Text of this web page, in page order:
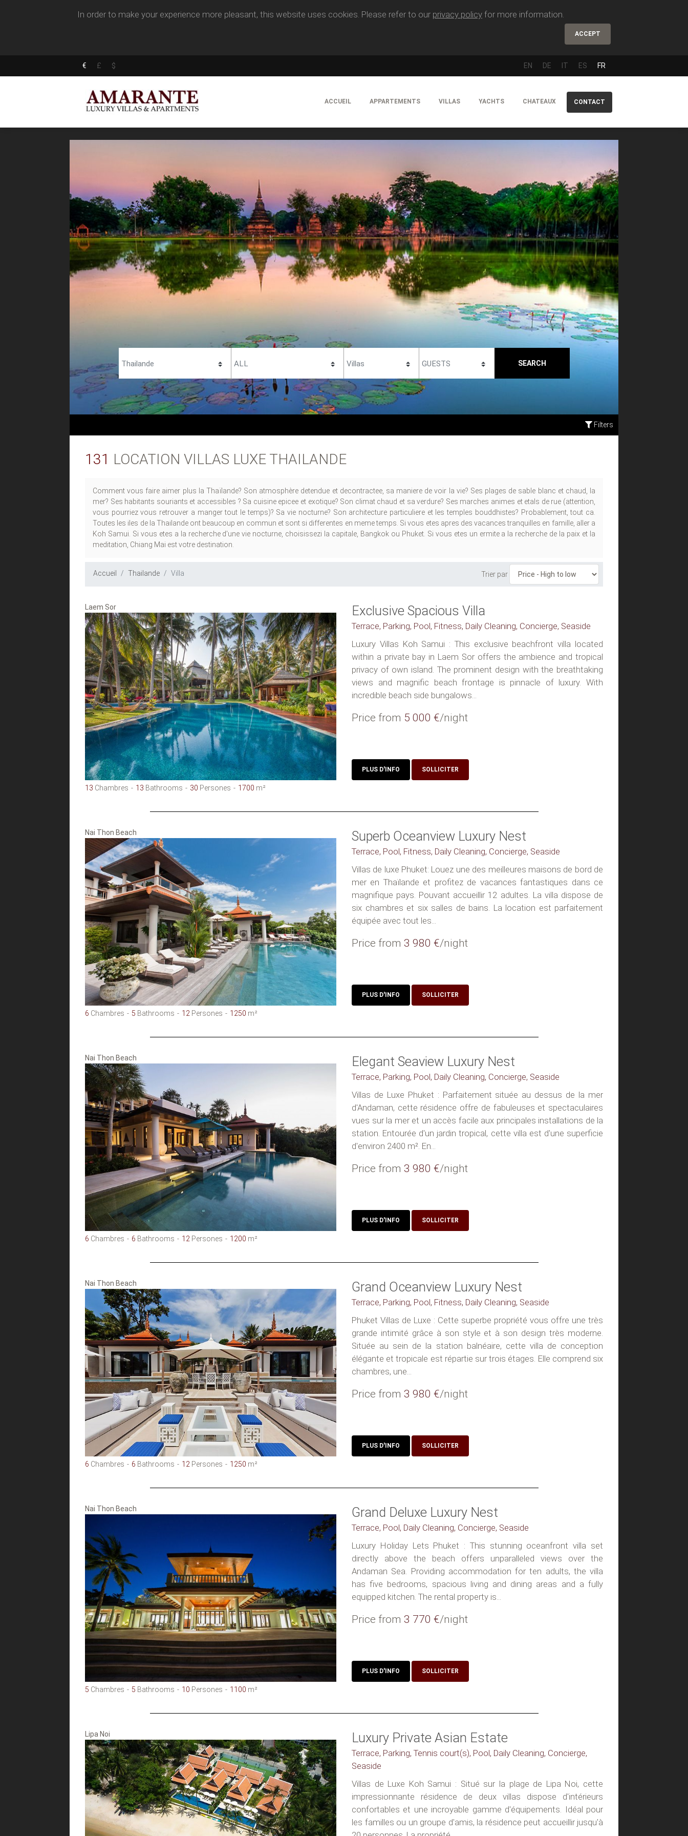
In order to make your experience more pleasant, this website uses cookies. Please refer to our privacy policy for more information.
ACCEPT
€ £ $ EN DE IT ES FR
ACCUEIL APPARTEMENTS VILLAS YACHTS CHATEAUX CONTACT
SEARCH
Filters
131 LOCATION VILLAS LUXE THAILANDE
Comment vous faire aimer plus la Thaïlande? Son atmosphère detendue et decontractee, sa maniere de voir la vie? Ses plages de sable blanc et chaud, la
mer? Ses habitants souriants et accessibles ? Sa cuisine epicee et exotique? Son climat chaud et sa verdure? Ses marches animes et etals de rue (attention,
vous pourriez vous retrouver a manger tout le temps)? Sa vie nocturne? Son architecture particuliere et les temples bouddhistes? Probablement, tout ca.
Toutes les iles de la Thailande ont beaucoup en commun et sont si differentes en meme temps. Si vous etes apres des vacances tranquilles en famille, aller a
Koh Samui. Si vous etes a la recherche d'une vie nocturne, choisissezi la capitale, Bangkok ou Phuket. Si vous etes un ermite a la recherche de la paix et la
meditation, Chiang Mai est votre destination.
Trier par
Accueil Thailande Villa
Laem Sor
13 Chambres 13 Bathrooms 30 Persones 1700 m²
Exclusive Spacious Villa
Terrace, Parking, Pool, Fitness, Daily Cleaning, Concierge, Seaside
Luxury Villas Koh Samui : This exclusive beachfront villa located
within a private bay in Laem Sor offers the ambience and tropical
privacy of own island. The prominent design with the breathtaking
views and magnific beach frontage is pinnacle of luxury. With
incredible beach side bungalows...
Price from 5 000 €/night
PLUS D'INFO SOLLICITER
Nai Thon Beach
6 Chambres 5 Bathrooms 12 Persones 1250 m²
Superb Oceanview Luxury Nest
Terrace, Pool, Fitness, Daily Cleaning, Concierge, Seaside
Villas de luxe Phuket: Louez une des meilleures maisons de bord de
mer en Thaïlande et profitez de vacances fantastiques dans ce
magnifique pays. Pouvant accueillir 12 adultes. La villa dispose de
six chambres et six salles de bains. La location est parfaitement
équipée avec tout les...
Price from 3 980 €/night
PLUS D'INFO SOLLICITER
Nai Thon Beach
6 Chambres 6 Bathrooms 12 Persones 1200 m²
Elegant Seaview Luxury Nest
Terrace, Parking, Pool, Daily Cleaning, Concierge, Seaside
Villas de Luxe Phuket : Parfaitement située au dessus de la mer
d'Andaman, cette résidence offre de fabuleuses et spectaculaires
vues sur la mer et un accès facile aux principales installations de la
station. Entourée d'un jardin tropical, cette villa est d'une superficie
d'environ 2400 m². En...
Price from 3 980 €/night
PLUS D'INFO SOLLICITER
Nai Thon Beach
6 Chambres 6 Bathrooms 12 Persones 1250 m²
Grand Oceanview Luxury Nest
Terrace, Parking, Pool, Fitness, Daily Cleaning, Seaside
Phuket Villas de Luxe : Cette superbe propriété vous offre une très
grande intimité grâce à son style et à son design très moderne.
Située au sein de la station balnéaire, cette villa de conception
élégante et tropicale est répartie sur trois étages. Elle comprend six
chambres, une...
Price from 3 980 €/night
PLUS D'INFO SOLLICITER
Nai Thon Beach
5 Chambres 5 Bathrooms 10 Persones 1100 m²
Grand Deluxe Luxury Nest
Terrace, Pool, Daily Cleaning, Concierge, Seaside
Luxury Holiday Lets Phuket : This stunning oceanfront villa set
directly above the beach offers unparalleled views over the
Andaman Sea. Providing accommodation for ten adults, the villa
has five bedrooms, spacious living and dining areas and a fully
equipped kitchen. The rental property is...
Price from 3 770 €/night
PLUS D'INFO SOLLICITER
Lipa Noi Luxury Private Asian Estate
Terrace, Parking, Tennis court(s), Pool, Daily Cleaning, Concierge,
Seaside
Villas de Luxe Koh Samui : Situé sur la plage de Lipa Noi, cette
impressionnante résidence de deux villas dispose d'intérieurs
confortables et une incroyable gamme d'équipements. Idéal pour
les familles ou un groupe d'amis, la résidence peut accueillir jusqu'à